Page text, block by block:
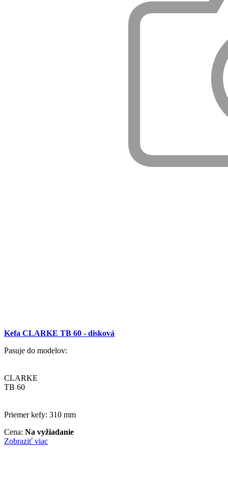
Kefa CLARKE TB 60 - disková
Pasuje do modelov:
CLARKE
TB 60
Priemer kefy: 310 mm
Cena: Na vyžiadanie
Zobraziť viac